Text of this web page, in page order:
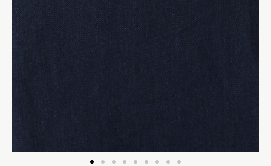
I TESSUTI
La Stagione Autunno/Inverno
La Stagione Primavera/Estate